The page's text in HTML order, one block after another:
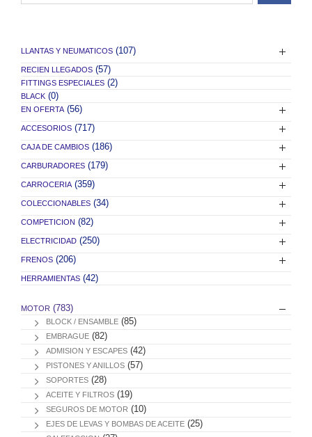
LLANTAS Y NEUMATICOS (107)
RECIEN LLEGADOS (57)
FITTINGS ESPECIALES (2)
BLACK (0)
EN OFERTA (56)
ACCESORIOS (717)
CAJA DE CAMBIOS (186)
CARBURADORES (179)
CARROCERIA (359)
COLECCIONABLES (34)
COMPETICION (82)
ELECTRICIDAD (250)
FRENOS (206)
HERRAMIENTAS (42)
MOTOR (783)
BLOCK / ENSAMBLE (85)
EMBRAGUE (82)
ADMISION Y ESCAPES (42)
PISTONES Y ANILLOS (57)
SOPORTES (28)
ACEITE Y FILTROS (19)
SEGUROS DE MOTOR (10)
EJES DE LEVAS Y BOMBAS DE ACEITE (25)